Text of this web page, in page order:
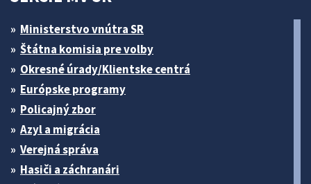
Ministerstvo vnútra SR
Štátna komisia pre volby
Okresné úrady/Klientske centrá
Európske programy
Policajný zbor
Azyl a migrácia
Verejná správa
Hasiči a záchranári